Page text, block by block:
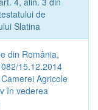
de
Slatina
din România,
15.12.2014
Agricole
în vederea